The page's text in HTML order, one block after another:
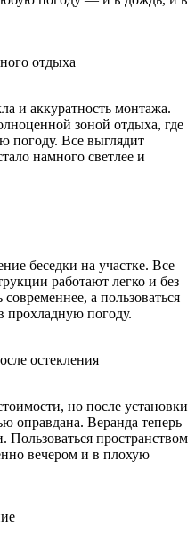
отдыха
и аккуратность монтажа.
зоной отдыха, где
погоду. Все выглядит
намного светлее и
беседки на участке. Все
работают легко и без
а пользоваться
прохладную погоду.
остекления
но после установки
оправдана. Веранда теперь
пространством
вечером и в плохую